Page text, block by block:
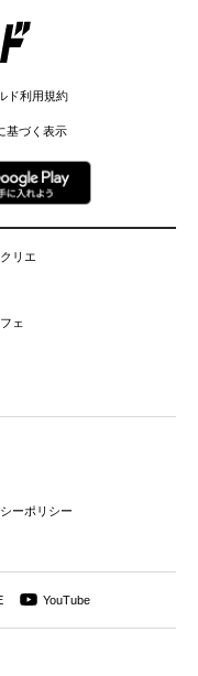
ド利用規約
基づく表示
リエ
ェ
ーポリシー
YouTube